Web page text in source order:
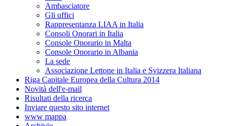
Ambasciatore
Gli uffici
Rappresentanza LIAA in Italia
Consoli Onorari in Italia
Console Onorario in Malta
Console Onorario in Albania
La sede
Associazione Lettone in Italia e Svizzera Italiana
Riga Capitale Europea della Cultura 2014
Novità dell'e-mail
Risultati della ricerca
Inviare questo sito internet
www mappa